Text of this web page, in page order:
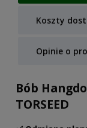
Koszty
Cena nie
Opinie o
Bób
TORSEED